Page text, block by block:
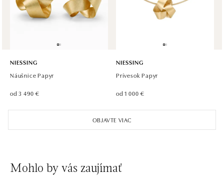
dnes otvorené od 09:00
OBJAVTE VIAC
NIESSING
Náušnice Papyr
od 3 490 €
NIESSING
Prívesok Papyr
od 1 000 €
Mohlo by vás zaujímať